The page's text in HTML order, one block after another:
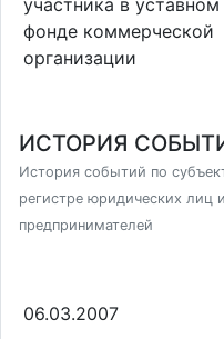
фонде коммерческой
организации
ИСТОРИЯ
История событий по
регистре юридических лиц
предпринимателей
06.03.2007